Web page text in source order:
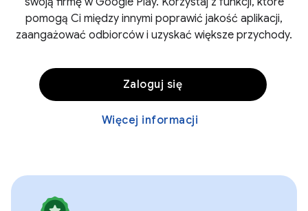
pomogą Ci między innymi poprawić jakość aplikacji,
zaangażować odbiorców i uzyskać większe przychody.
Zaloguj się
Więcej informacji